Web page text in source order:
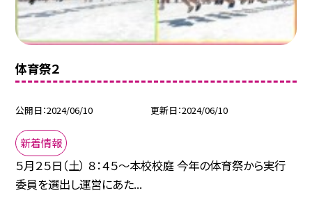
体育祭２
公開日 2024/06/10 更新日 2024/06/10
新着情報
５月２５日（土） ８：４５～本校校庭 今年の体育祭から実行
委員を選出し運営にあた...